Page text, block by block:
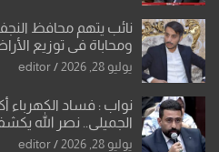
نائب يتهم محافظ
ومحاباة في توزيع
يوليو 28, 2026 editor
نواب : فساد الكهرباء
الجميلي.. نصر الله
معدات الكهرباء
يوليو 28, 2026 editor